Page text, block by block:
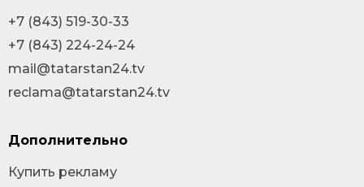
+7 (843) 519-30-33
+7 (843) 224-24-24
mail@tatarstan24.tv
reclama@tatarstan24.tv
Дополнительно
Купить рекламу